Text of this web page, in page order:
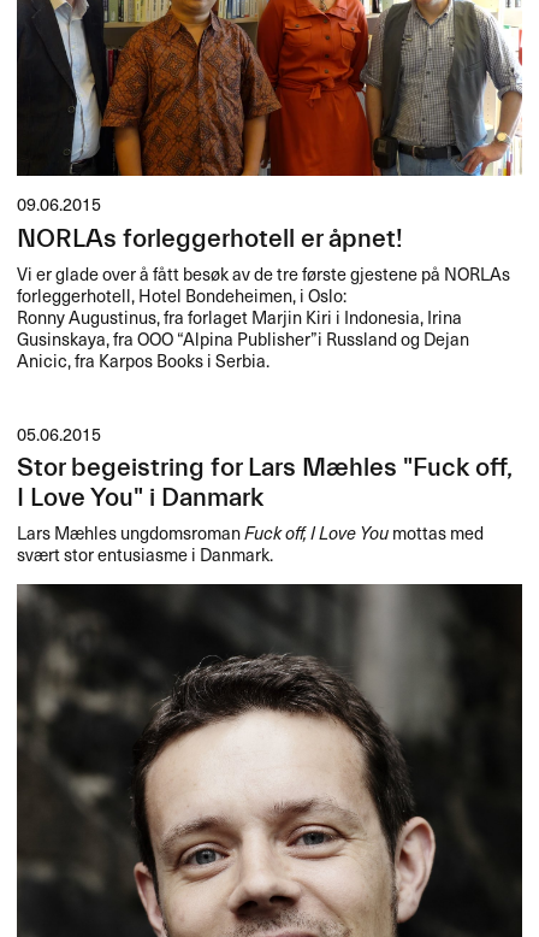
09.06.2015
NORLAs forleggerhotell er åpnet!
Vi er glade over å fått besøk av de tre første gjestene på NORLAs
forleggerhotell, Hotel Bondeheimen, i Oslo:
Ronny Augustinus, fra forlaget Marjin Kiri i Indonesia, Irina
Gusinskaya, fraOOO“Alpina Publisher”i Russland og Dejan
Anicic, fra Karpos Books i Serbia.
05.06.2015
Stor begeistring for Lars Mæhles "Fuck off,
I Love You" i Danmark
Lars Mæhles ungdomsromanFuck off, I Love Youmottas med
svært stor entusiasme i Danmark.